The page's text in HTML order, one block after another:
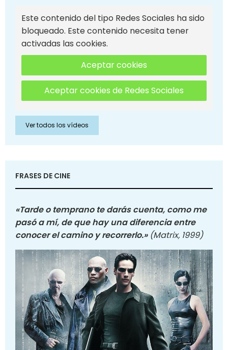
Este contenido del tipo Redes Sociales ha sido
bloqueado. Este contenido necesita tener
activadas las cookies.
Aceptar cookies
Aceptar cookies de Redes Sociales
Ver todos los vídeos
FRASES DE CINE
«Tarde o temprano te darás cuenta, como me
pasó a mí, de que hay una diferencia entre
conocer el camino y recorrerlo.» (Matrix, 1999)